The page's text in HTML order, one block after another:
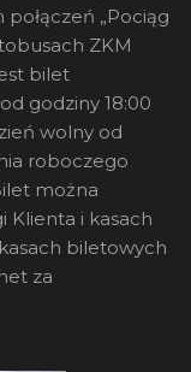
„Pociąg
ZKM
bilet
godziny 18:00
wolny od
roboczego
można
Klienta i kasach
biletowych
za